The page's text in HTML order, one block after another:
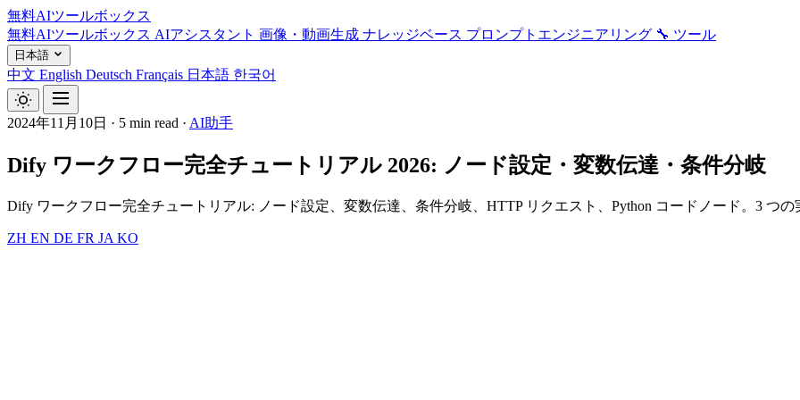
無料AIツールボックス
無料AIツールボックス AIアシスタント 画像・動画生成 ナレッジベース プロンプトエンジニアリング 🔧 ツール
日本語
中文 English Deutsch Français 日本語 한국어
2024年11月10日 · 5 min read · AI助手
Dify ワークフロー完全チュートリアル 2026: ノード設定・変数伝達・条件分岐
Dify ワークフロー完全チュートリアル: ノード設定、変数伝達、条件分岐、HTTP リクエスト、Python コードノード。3 つの
ZH EN DE FR JA KO